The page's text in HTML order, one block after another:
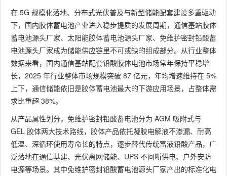
在 5G 规模化落地、分布式光伏普及与新型储能配套建设多重驱动
下，国内胶体蓄电池产业进入稳步提质的发展周期，通信基站胶体
蓄电池源头厂家、太阳能胶体蓄电池源头厂家、免维护密封铅酸蓄
电池源头厂家成为储能供应链里不可或缺的组成部分。从行业整体
数据来看，国内通信基站配套铅酸胶体电池市场常年保持平稳增
长，2025 年行业整体市场规模突破 87 亿元，年均增速维持在 5%
上下，通信储能依旧是胶体蓄电池最大的下游应用场景，占整体需
求比重超 38%。
从产品属性划分，免维护密封铅酸蓄电池分为 AGM 吸附式与
GEL 胶体两大技术路线，胶体产品依托凝胶电解液不渗漏、耐高
低温、深循环使用寿命长的特点，逐步替代传统富液铅酸产品，广
泛落地在通信基建、光伏离网储能、UPS 不间断供电、户外安防
电源等场景。其中免维护密封铅酸蓄电池源头厂家产出的标准化电